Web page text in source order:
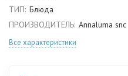
ТИП: Блюда
ПРОИЗВОДИТЕЛЬ: Annaluma snc
Все характеристики